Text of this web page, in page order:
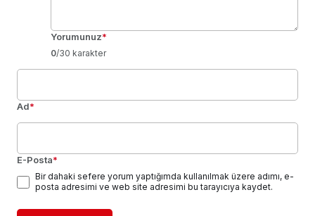
Yorumunuz*
0/30 karakter
Ad*
E-Posta*
Bir dahaki sefere yorum yaptığımda kullanılmak üzere adımı, e-
posta adresimi ve web site adresimi bu tarayıcıya kaydet.